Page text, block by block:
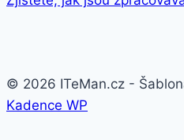
© 2026 ITeMan.cz -
Kadence WP